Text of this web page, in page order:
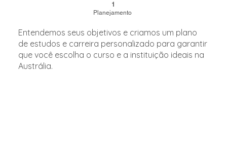
Entendemos seus objetivos e criamos um plano
de estudos e carreira personalizado para garantir
que você escolha o curso e a instituição ideais na
Austrália.
1
Planejamento